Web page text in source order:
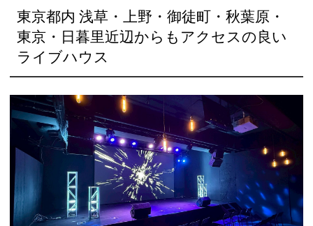
東京都内 浅草・上野・御徒町・秋葉原・
東京・日暮里近辺からもアクセスの良い
ライブハウス